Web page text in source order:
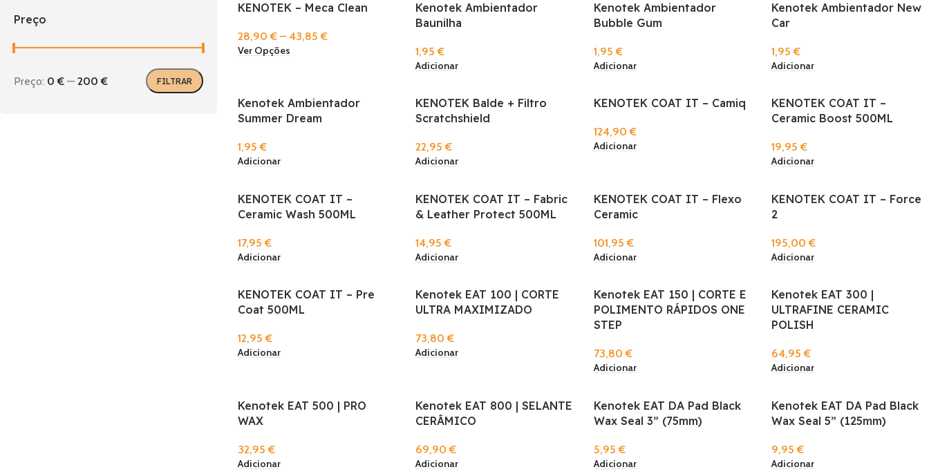
Preço
FILTRAR
Preço: 0 € — 200 €
KENOTEK – Meca Clean
28,90€ – 43,85€
Ver Opções
Kenotek Ambientador
Baunilha
1,95€
Adicionar
Kenotek Ambientador
Bubble Gum
1,95€
Adicionar
Kenotek Ambientador New
Car
1,95€
Adicionar
Kenotek Ambientador
Summer Dream
1,95€
Adicionar
KENOTEK Balde + Filtro
Scratchshield
22,95€
Adicionar
KENOTEK COAT IT – Camiq
124,90€
Adicionar
KENOTEK COAT IT –
Ceramic Boost 500ML
19,95€
Adicionar
KENOTEK COAT IT –
Ceramic Wash 500ML
17,95€
Adicionar
KENOTEK COAT IT – Fabric
& Leather Protect 500ML
14,95€
Adicionar
KENOTEK COAT IT – Flexo
Ceramic
101,95€
Adicionar
KENOTEK COAT IT – Force
2
195,00€
Adicionar
KENOTEK COAT IT – Pre
Coat 500ML
12,95€
Adicionar
Kenotek EAT 100 | CORTE
ULTRA MAXIMIZADO
73,80€
Adicionar
Kenotek EAT 150 | CORTE E
POLIMENTO RÁPIDOS ONE
STEP
73,80€
Adicionar
Kenotek EAT 300 |
ULTRAFINE CERAMIC
POLISH
64,95€
Adicionar
Kenotek EAT 500 | PRO
WAX
32,95€
Adicionar
Kenotek EAT 800 | SELANTE
CERÂMICO
69,90€
Adicionar
Kenotek EAT DA Pad Black
Wax Seal 3” (75mm)
5,95€
Adicionar
Kenotek EAT DA Pad Black
Wax Seal 5” (125mm)
9,95€
Adicionar